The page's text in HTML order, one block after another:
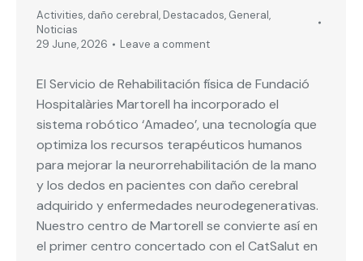
Activities, daño cerebral, Destacados, General,
Noticias
29 June, 2026
Leave a comment
El Servicio de Rehabilitación física de Fundació
Hospitalàries Martorell ha incorporado el
sistema robótico ‘Amadeo’, una tecnología que
optimiza los recursos terapéuticos humanos
para mejorar la neurorrehabilitación de la mano
y los dedos en pacientes con daño cerebral
adquirido y enfermedades neurodegenerativas.
Nuestro centro de Martorell se convierte así en
el primer centro concertado con el CatSalut en